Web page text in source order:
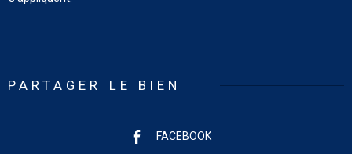
PARTAGER LE BIEN
FACEBOOK